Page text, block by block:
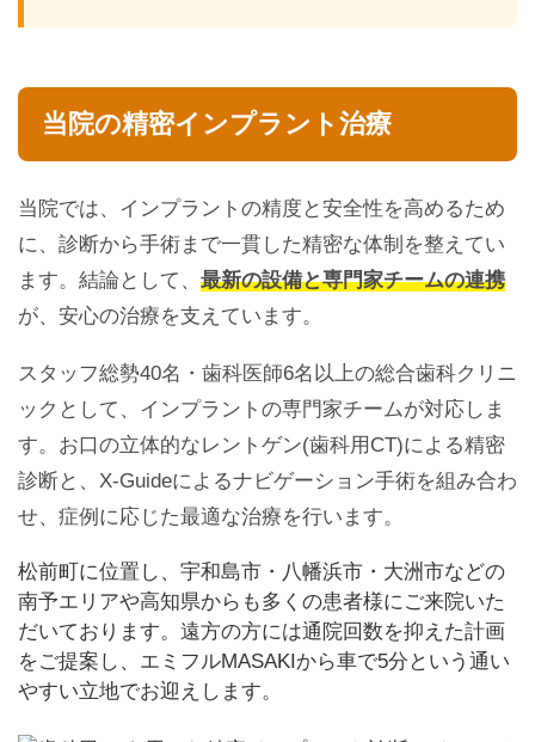
当院の精密インプラント治療
当院では、インプラントの精度と安全性を高めるため
に、診断から手術まで一貫した精密な体制を整えてい
ます。結論として、 最新の設備と専門家チームの連携
が、安心の治療を支えています。
スタッフ総勢40名・歯科医師6名以上の総合歯科クリニ
ックとして、インプラントの専門家チームが対応しま
す。お口の立体的なレントゲン(歯科用CT)による精密
診断と、X-Guideによるナビゲーション手術を組み合わ
せ、症例に応じた最適な治療を行います。
松前町に位置し、宇和島市・八幡浜市・大洲市などの
南予エリアや高知県からも多くの患者様にご来院いた
だいております。遠方の方には通院回数を抑えた計画
をご提案し、エミフルMASAKIから車で5分という通い
やすい立地でお迎えします。